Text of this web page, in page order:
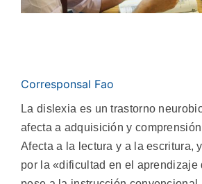
Corresponsal Fao
La dislexia es un trastorno
afecta a adquisición y
Afecta a la lectura y a la escritura,
por la «dificultad en el aprendizaje